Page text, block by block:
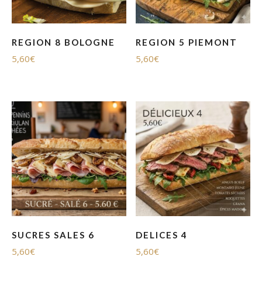
REGION 8 BOLOGNE
5,60€
REGION 5 PIEMONT
5,60€
SUCRES SALES 6
5,60€
DELICES 4
5,60€